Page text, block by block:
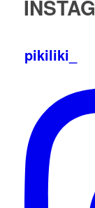
pikiliki_